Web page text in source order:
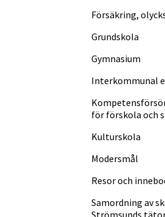
Försäkring,
Grundskola
Gymnasium
Interkommunal
för förskola och
Kulturskola
Modersmål
Resor och
Samordning av